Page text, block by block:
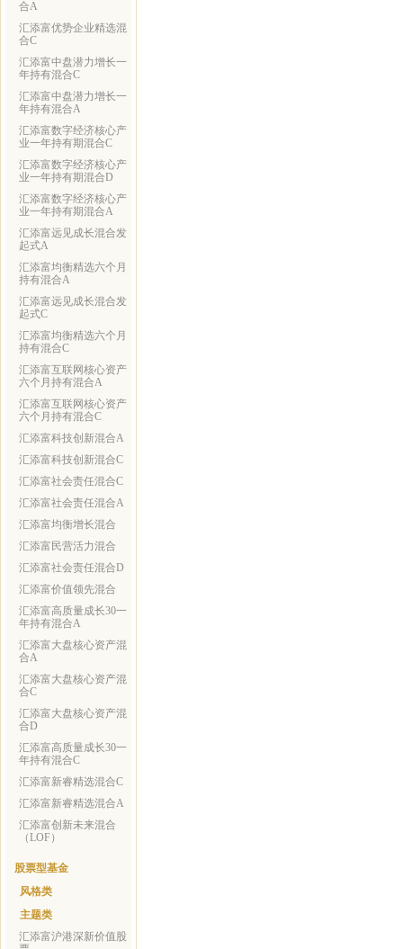
合A
汇添富优势企业精选混
合C
汇添富中盘潜力增长一
年持有混合C
汇添富中盘潜力增长一
年持有混合A
汇添富数字经济核心产
业一年持有期混合C
汇添富数字经济核心产
业一年持有期混合D
汇添富数字经济核心产
业一年持有期混合A
汇添富远见成长混合发
起式A
汇添富均衡精选六个月
持有混合A
汇添富远见成长混合发
起式C
汇添富均衡精选六个月
持有混合C
汇添富互联网核心资产
六个月持有混合A
汇添富互联网核心资产
六个月持有混合C
汇添富科技创新混合A
汇添富科技创新混合C
汇添富社会责任混合C
汇添富社会责任混合A
汇添富均衡增长混合
汇添富民营活力混合
汇添富社会责任混合D
汇添富价值领先混合
汇添富高质量成长30一
年持有混合A
汇添富大盘核心资产混
合A
汇添富大盘核心资产混
合C
汇添富大盘核心资产混
合D
汇添富高质量成长30一
年持有混合C
汇添富新睿精选混合C
汇添富新睿精选混合A
汇添富创新未来混合
（LOF）
股票型基金
风格类
主题类
汇添富沪港深新价值股